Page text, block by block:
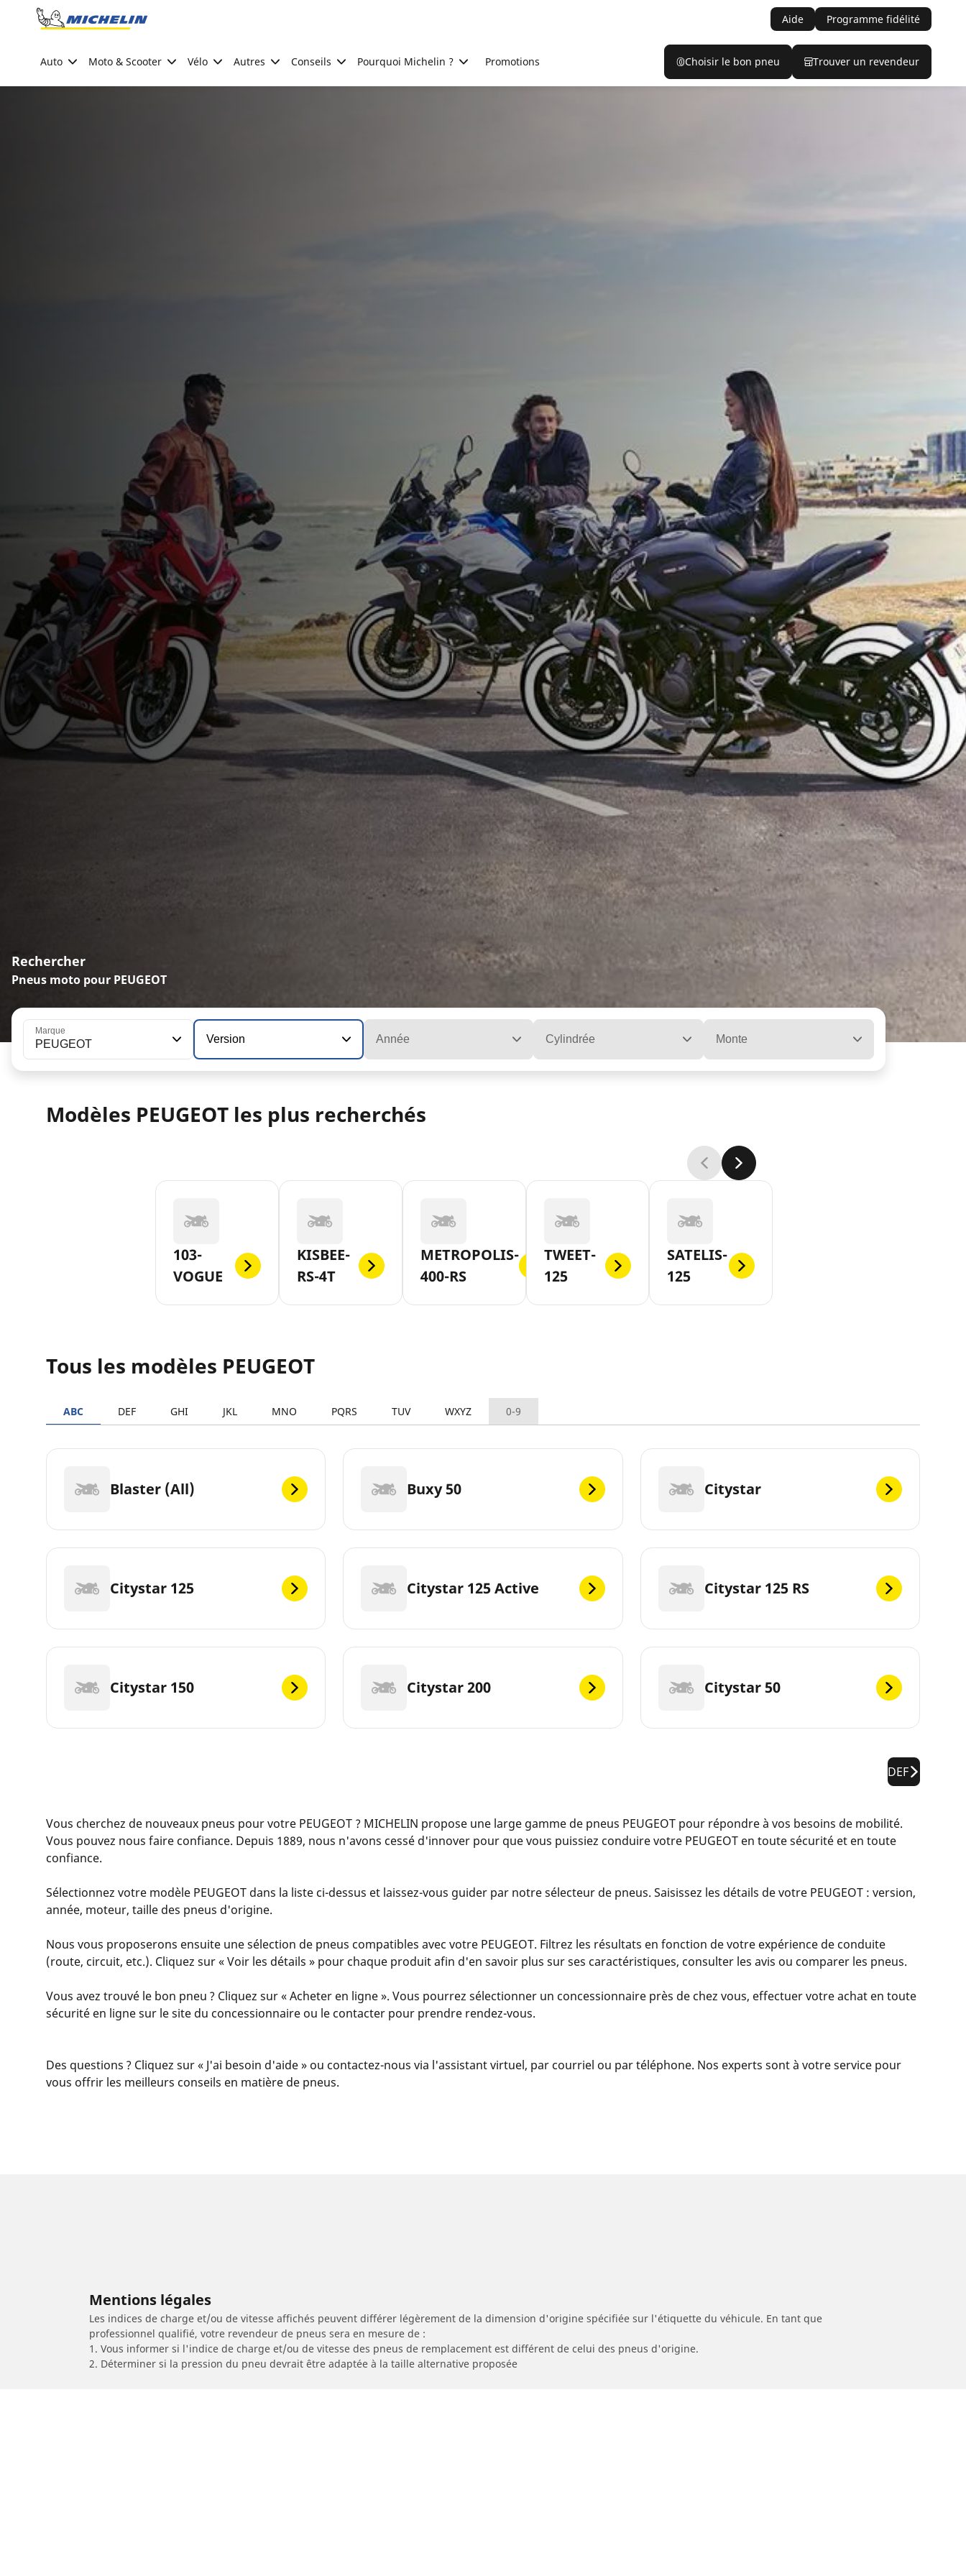
Go to page content
Aide Programme fidélité
Auto Moto & Scooter Vélo Autres Conseils Pourquoi Michelin ? Promotions Choisir le bon pneu Trouver un revendeur
Rechercher
Pneus moto pour PEUGEOT
Marque
PEUGEOT Version Année Cylindrée Monte
Modèles PEUGEOT les plus recherchés
103-
VOGUE
KISBEE-
RS-4T
METROPOLIS-
400-RS
TWEET-
125
SATELIS-
125
Tous les modèles PEUGEOT
ABC DEF GHI JKL MNO PQRS TUV WXYZ 0-9
Blaster (All) Buxy 50 Citystar
Citystar 125 Citystar 125 Active Citystar 125 RS
Citystar 150 Citystar 200 Citystar 50
DEF
Vous cherchez de nouveaux pneus pour votre PEUGEOT ? MICHELIN propose une large gamme de pneus PEUGEOT pour répondre à vos besoins de mobilité.
Vous pouvez nous faire confiance. Depuis 1889, nous n'avons cessé d'innover pour que vous puissiez conduire votre PEUGEOT en toute sécurité et en toute
confiance.
Sélectionnez votre modèle PEUGEOT dans la liste ci-dessus et laissez-vous guider par notre sélecteur de pneus. Saisissez les détails de votre PEUGEOT : version,
année, moteur, taille des pneus d'origine.
Nous vous proposerons ensuite une sélection de pneus compatibles avec votre PEUGEOT. Filtrez les résultats en fonction de votre expérience de conduite
(route, circuit, etc.). Cliquez sur « Voir les détails » pour chaque produit afin d'en savoir plus sur ses caractéristiques, consulter les avis ou comparer les pneus.
Vous avez trouvé le bon pneu ? Cliquez sur « Acheter en ligne ». Vous pourrez sélectionner un concessionnaire près de chez vous, effectuer votre achat en toute
sécurité en ligne sur le site du concessionnaire ou le contacter pour prendre rendez-vous.
Des questions ? Cliquez sur « J'ai besoin d'aide » ou contactez-nous via l'assistant virtuel, par courriel ou par téléphone. Nos experts sont à votre service pour
vous offrir les meilleurs conseils en matière de pneus.
Mentions légales
Les indices de charge et/ou de vitesse affichés peuvent différer légèrement de la dimension d'origine spécifiée sur l'étiquette du véhicule. En tant que
professionnel qualifié, votre revendeur de pneus sera en mesure de :
1. Vous informer si l'indice de charge et/ou de vitesse des pneus de remplacement est différent de celui des pneus d'origine.
2. Déterminer si la pression du pneu devrait être adaptée à la taille alternative proposée